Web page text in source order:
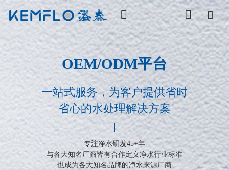
OEM/ODM平台
一站式服务，为客户提供省时
省心的水处理解决方案
专注净水研发45+年
与各大知名厂商皆有合作定义净水行业标准
也成为各大知名品牌的净水来源厂商